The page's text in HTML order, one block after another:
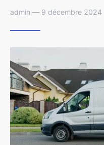
admin — 9 décembre